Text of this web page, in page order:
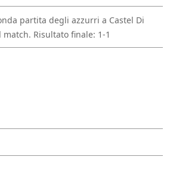
partita degli azzurri a Castel Di
Risultato finale: 1-1